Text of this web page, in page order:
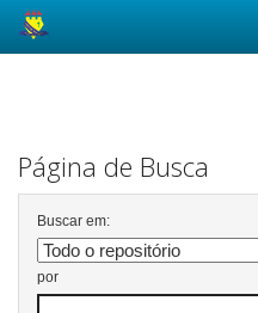
Página de Busca
Buscar em:
por